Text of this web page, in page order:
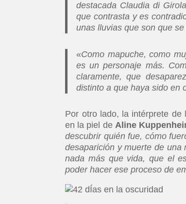
destacada Claudia di
que contrasta y es
unas lluvias que son que
«Como mapuche, como
es un personaje más.
claramente, que
distinto a que haya sido en
Por otro lado, la intérprete de
en la piel de Aline
descubrir quién fue, cómo
desaparición y muerte de una
nada más que vida, que el
poder hacer ese proceso de